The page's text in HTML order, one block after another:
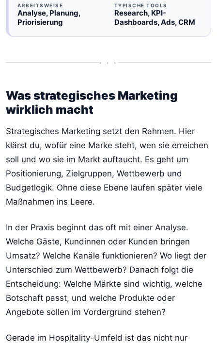
ARBEITSWEISE
Analyse, Planung,
Priorisierung
TYPISCHE TOOLS
Research, KPI-
Dashboards, Ads, CRM
• • •
Was strategisches Marketing
wirklich macht
Strategisches Marketing setzt den Rahmen. Hier
klärst du, wofür eine Marke steht, wen sie erreichen
soll und wo sie im Markt auftaucht. Es geht um
Positionierung, Zielgruppen, Wettbewerb und
Budgetlogik. Ohne diese Ebene laufen später viele
Maßnahmen ins Leere.
In der Praxis beginnt das oft mit einer Analyse.
Welche Gäste, Kundinnen oder Kunden bringen
Umsatz? Welche Kanäle funktionieren? Wo liegt der
Unterschied zum Wettbewerb? Danach folgt die
Entscheidung: Welche Märkte sind wichtig, welche
Botschaft passt, und welche Produkte oder
Angebote sollen im Vordergrund stehen?
Gerade im Hospitality-Umfeld ist das nicht nur